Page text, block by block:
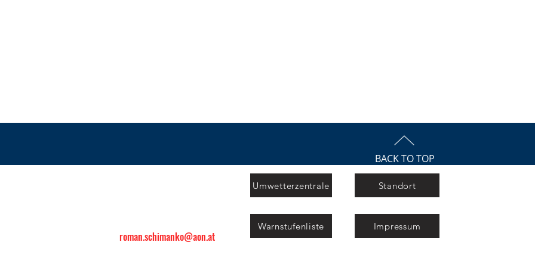
BACK TO TOP
roman.schimanko@aon.at
Umwetterzentrale
Warnstufenliste
Standort
Impressum